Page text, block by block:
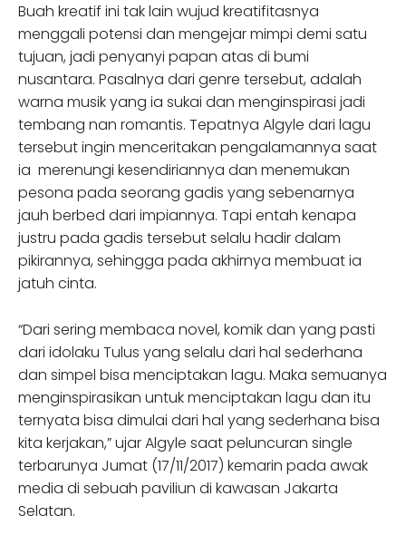
Buah kreatif ini tak lain wujud kreatifitasnya
menggali potensi dan mengejar mimpi demi satu
tujuan, jadi penyanyi papan atas di bumi
nusantara. Pasalnya dari genre tersebut, adalah
warna musik yang ia sukai dan menginspirasi jadi
tembang nan romantis. Tepatnya Algyle dari lagu
tersebut ingin menceritakan pengalamannya saat
ia merenungi kesendiriannya dan menemukan
pesona pada seorang gadis yang sebenarnya
jauh berbed dari impiannya. Tapi entah kenapa
justru pada gadis tersebut selalu hadir dalam
pikirannya, sehingga pada akhirnya membuat ia
jatuh cinta.
“Dari sering membaca novel, komik dan yang pasti
dari idolaku Tulus yang selalu dari hal sederhana
dan simpel bisa menciptakan lagu. Maka semuanya
menginspirasikan untuk menciptakan lagu dan itu
ternyata bisa dimulai dari hal yang sederhana bisa
kita kerjakan,” ujar Algyle saat peluncuran single
terbarunya Jumat (17/11/2017) kemarin pada awak
media di sebuah paviliun di kawasan Jakarta
Selatan.